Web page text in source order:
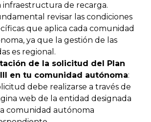
infraestructura de recarga.
revisar las condiciones
que aplica cada comunidad
ya que la gestión de las
es regional.
de la solicitud del Plan
en tu comunidad autónoma:
debe realizarse a través de
web de la entidad designada
comunidad autónoma